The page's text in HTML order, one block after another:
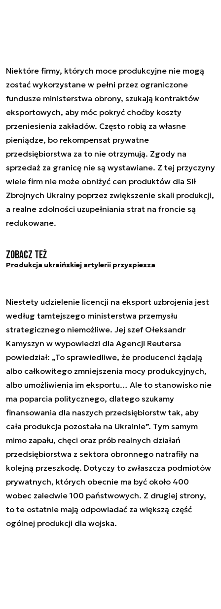
Niektóre firmy, których moce produkcyjne nie mogą
zostać wykorzystane w pełni przez ograniczone
fundusze ministerstwa obrony, szukają kontraktów
eksportowych, aby móc pokryć choćby koszty
przeniesienia zakładów. Często robią za własne
pieniądze, bo rekompensat prywatne
przedsiębiorstwa za to nie otrzymują. Zgody na
sprzedaż za granicę nie są wystawiane. Z tej przyczyny
wiele firm nie może obniżyć cen produktów dla Sił
Zbrojnych Ukrainy poprzez zwiększenie skali produkcji,
a realne zdolności uzupełniania strat na froncie są
redukowane.
Zobacz też
Produkcja ukraińskiej artylerii przyspiesza
Niestety udzielenie licencji na eksport uzbrojenia jest
według tamtejszego ministerstwa przemysłu
strategicznego niemożliwe. Jej szef Ołeksandr
Kamyszyn w wypowiedzi dla Agencji Reutersa
powiedział: „To sprawiedliwe, że producenci żądają
albo całkowitego zmniejszenia mocy produkcyjnych,
albo umożliwienia im eksportu… Ale to stanowisko nie
ma poparcia politycznego, dlatego szukamy
finansowania dla naszych przedsiębiorstw tak, aby
cała produkcja pozostała na Ukrainie”. Tym samym
mimo zapału, chęci oraz prób realnych działań
przedsiębiorstwa z sektora obronnego natrafiły na
kolejną przeszkodę. Dotyczy to zwłaszcza podmiotów
prywatnych, których obecnie ma być około 400
wobec zaledwie 100 państwowych. Z drugiej strony,
to te ostatnie mają odpowiadać za większą część
ogólnej produkcji dla wojska.